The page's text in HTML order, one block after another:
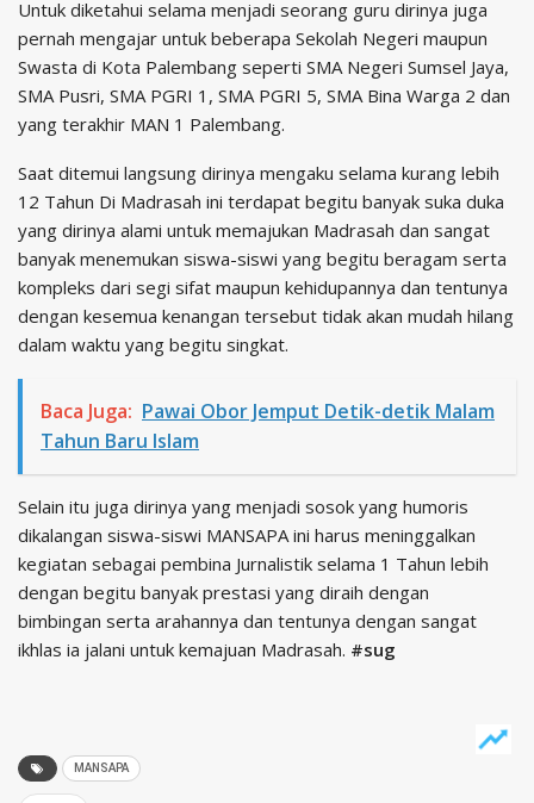
Untuk diketahui selama menjadi seorang guru dirinya juga
pernah mengajar untuk beberapa Sekolah Negeri maupun
Swasta di Kota Palembang seperti SMA Negeri Sumsel Jaya,
SMA Pusri, SMA PGRI 1, SMA PGRI 5, SMA Bina Warga 2 dan
yang terakhir MAN 1 Palembang.
Saat ditemui langsung dirinya mengaku selama kurang lebih
12 Tahun Di Madrasah ini terdapat begitu banyak suka duka
yang dirinya alami untuk memajukan Madrasah dan sangat
banyak menemukan siswa-siswi yang begitu beragam serta
kompleks dari segi sifat maupun kehidupannya dan tentunya
dengan kesemua kenangan tersebut tidak akan mudah hilang
dalam waktu yang begitu singkat.
Baca Juga: Pawai Obor Jemput Detik-detik Malam
Tahun Baru Islam
Selain itu juga dirinya yang menjadi sosok yang humoris
dikalangan siswa-siswi MANSAPA ini harus meninggalkan
kegiatan sebagai pembina Jurnalistik selama 1 Tahun lebih
dengan begitu banyak prestasi yang diraih dengan
bimbingan serta arahannya dan tentunya dengan sangat
ikhlas ia jalani untuk kemajuan Madrasah. #sug
MANSAPA